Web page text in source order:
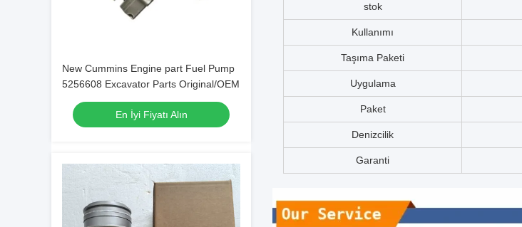
New Cummins Engine part Fuel Pump
5256608 Excavator Parts Original/OEM
En İyi Fiyatı Alın
stok
Kullanımı
Taşıma Paketi
Uygulama
Paket
Denizcilik
Garanti